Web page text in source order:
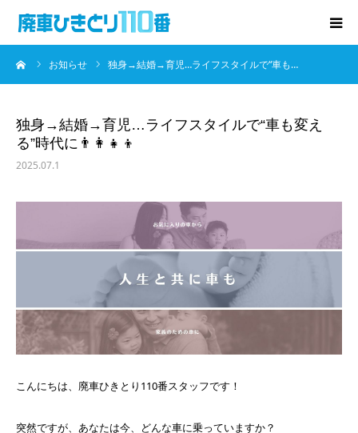
お知らせ 独身→結婚→育児…ライフスタイルで“車も…
独身→結婚→育児…ライフスタイルで“車も変え
る”時代に👨‍👩‍👧‍👦
2025.07.1
こんにちは、廃車ひきとり110番スタッフです！
突然ですが、あなたは今、どんな車に乗っていますか？
廃車･事故車の買取
プレゼントキャンペーン
無料査定
お役立ち情報
お知らせ
お問い合わせ